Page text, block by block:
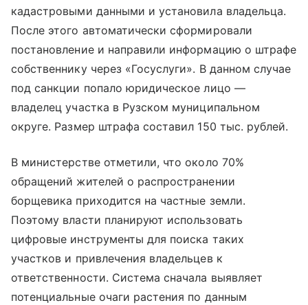
кадастровыми данными и установила владельца.
После этого автоматически сформировали
постановление и направили информацию о штрафе
собственнику через «Госуслуги». В данном случае
под санкции попало юридическое лицо —
владелец участка в Рузском муниципальном
округе. Размер штрафа составил 150 тыс. рублей.
В министерстве отметили, что около 70%
обращений жителей о распространении
борщевика приходится на частные земли.
Поэтому власти планируют использовать
цифровые инструменты для поиска таких
участков и привлечения владельцев к
ответственности. Система сначала выявляет
потенциальные очаги растения по данным